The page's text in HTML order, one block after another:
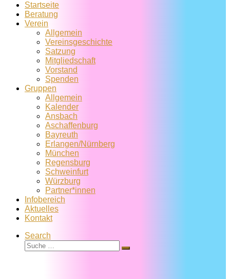
Startseite
Beratung
Verein
Allgemein
Vereins­geschichte
Satzung
Mitglied­schaft
Vorstand
Spenden
Gruppen
Allgemein
Kalender
Ansbach
Aschaffenburg
Bayreuth
Erlangen/Nürnberg
München
Regensburg
Schweinfurt
Würzburg
Partner*innen
Infobereich
Aktuelles
Kontakt
Search
Suche
Suche